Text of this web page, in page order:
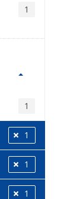
1
1
1
1
1